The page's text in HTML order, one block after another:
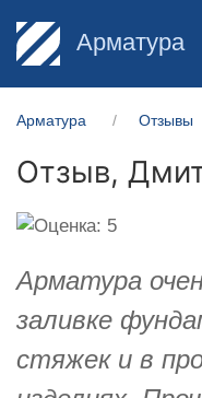
Арматура
Арматура Отзывы
Отзыв,
Арматура
заливке
стяжек и в